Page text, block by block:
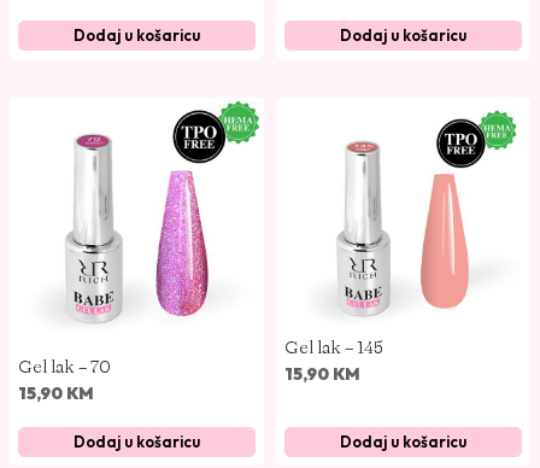
Dodaj u košaricu Dodaj u košaricu
Gel lak – 70
15,90 KM
Dodaj u košaricu
Gel lak – 145
15,90 KM
Dodaj u košaricu